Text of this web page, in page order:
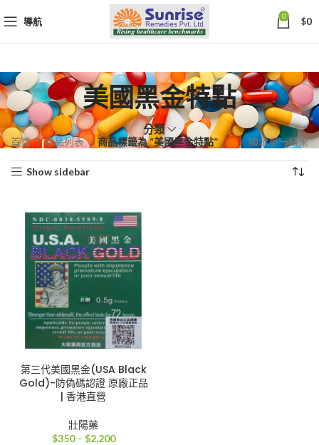
導航 0 $0
美國黑金特點
分類
首頁 商品列表 商品標籤為 “美國黑金特點” 顯示單一結果
Show sidebar
第三代美國黑金(USA Black
Gold)-防偽碼認證 原廠正品
| 香港直營
壯陽藥
$350 – $2,200價